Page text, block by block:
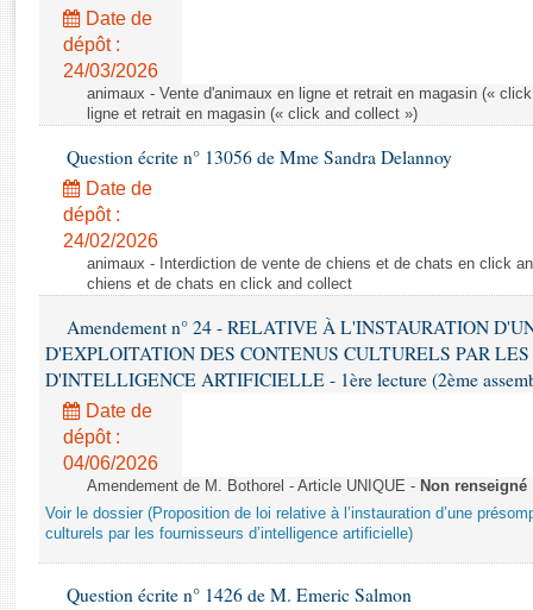
Rapports législatifs
Rapports sur l'application des lois
Baromètre de l’application des lois
Dossiers législatifs
Budget et sécurité sociale
Questions écrites et orales
Comptes rendus des débats
Date de
dépôt :
24/03/2026
animaux - Vente d'animaux en ligne et retrait en magasin («
ligne et retrait en magasin (« click and collect »)
Question écrite n° 13056 de Mme Sandra Delannoy
Date de
dépôt :
24/02/2026
animaux - Interdiction de vente de chiens et de chats en click
chiens et de chats en click and collect
Amendement n° 24 - RELATIVE À L'INSTAURATION
D'EXPLOITATION DES CONTENUS CULTURELS PAR LES
D'INTELLIGENCE ARTIFICIELLE - 1ère lecture (2ème
Date de
dépôt :
04/06/2026
Amendement de M. Bothorel - Article UNIQUE - Non renseigné
Voir le dossier (Proposition de loi relative à l’instauration d’une
culturels par les fournisseurs d’intelligence artificielle)
Question écrite n° 1426 de M. Emeric Salmon